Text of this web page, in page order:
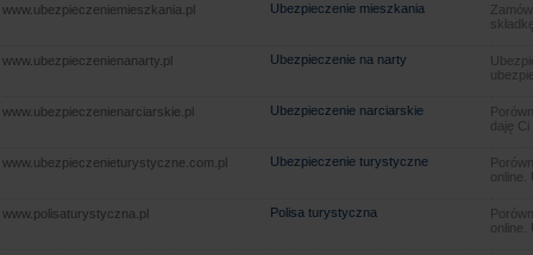
www.ubezpieczeniemieszkania.pl Ubezpieczenie mieszkania
www.ubezpieczenienanarty.pl Ubezpieczenie na narty
www.ubezpieczenienarciarskie.pl Ubezpieczenie narciarskie
daję
www.ubezpieczenieturystyczne.com.pl Ubezpieczenie turystyczne
www.polisaturystyczna.pl Polisa turystyczna